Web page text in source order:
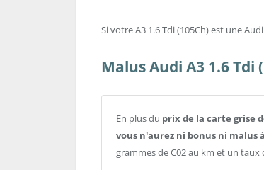
Si votre A3 1.6 Tdi (105Ch) est une
Malus Audi A3 1.6 Tdi
En plus du prix de la carte grise
vous n'aurez ni bonus ni malus
grammes de C02 au km et un taux